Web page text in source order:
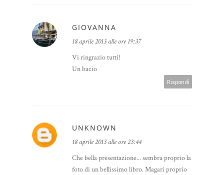
GIOVANNA
18 aprile 2013 alle ore 19:37
Vi ringrazio tutti!
Un bacio
Rispondi
UNKNOWN
18 aprile 2013 alle ore 23:44
Che bella presentazione... sembra proprio la
foto di un bellissimo libro. Magari proprio